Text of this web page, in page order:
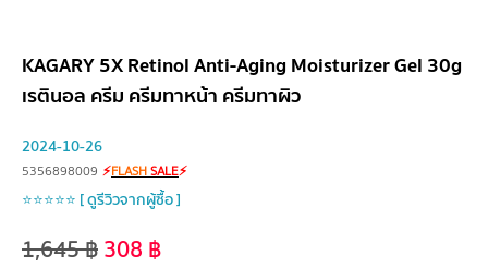
KAGARY 5X Retinol Anti-Aging Moisturizer Gel 30g
เรตินอล ครีม ครีมทาหน้า ครีมทาผิว
2024-10-26
5356898009 ⚡FLASHSALE⚡
⭐⭐⭐⭐⭐ [ ดูรีวิวจากผู้ซื้อ ]
1,645฿308 ฿